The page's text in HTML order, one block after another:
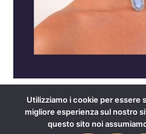
GIROCOLLO STRASS E
€
Utilizziamo i cookie per essere
migliore esperienza sul nostro
questo sito noi